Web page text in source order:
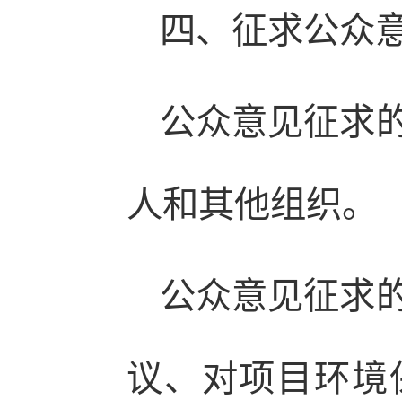
四、征求公众
公众意见征求
人和其他组织。
公众意见征求
议、对项目环